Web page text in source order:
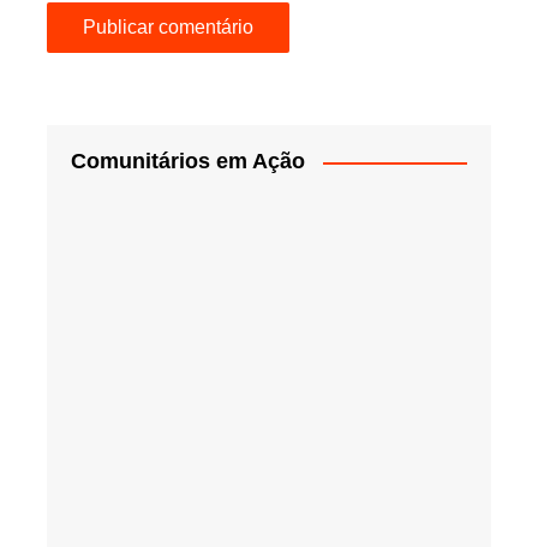
Comunitários em Ação